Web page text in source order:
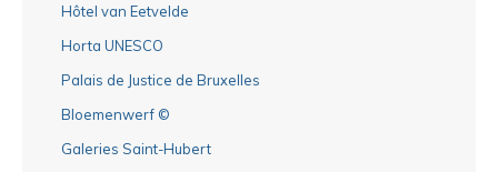
Hôtel van Eetvelde
Horta UNESCO
Palais de Justice de Bruxelles
Bloemenwerf ©
Galeries Saint-Hubert